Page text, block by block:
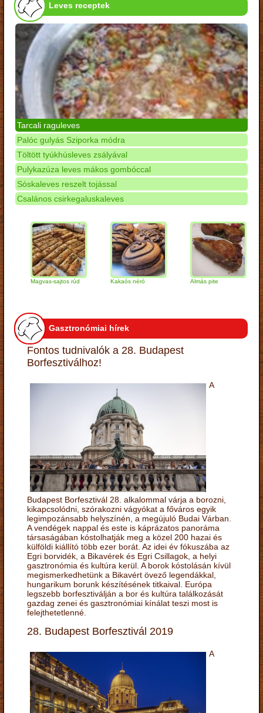
Leves receptek
Tarcali raguleves
Palóc gulyás Sziporka módra
Töltött tyúkhúsleves zsályával
Pulykazúza leves mákos gombóccal
Sóskaleves reszelt tojással
Csalános csirkegaluskaleves
Magvas-sajtos rúd Kakaós néró Almás pite
Gasztronómiai hírek
Fontos tudnivalók a 28. Budapest
Borfesztiválhoz!
A
Budapest Borfesztivál 28. alkalommal várja a borozni,
kikapcsolódni, szórakozni vágyókat a főváros egyik
legimpozánsabb helyszínén, a megújuló Budai Várban.
A vendégek nappal és este is káprázatos panoráma
társaságában kóstolhatják meg a közel 200 hazai és
külföldi kiállító több ezer borát. Az idei év fókuszába az
Egri borvidék, a Bikavérek és Egri Csillagok, a helyi
gasztronómia és kultúra kerül. A borok kóstolásán kívül
megismerkedhetünk a Bikavért övező legendákkal,
hungarikum borunk készítésének titkaival. Európa
legszebb borfesztiválján a bor és kultúra találkozását
gazdag zenei és gasztronómiai kínálat teszi most is
felejthetetlenné.
28. Budapest Borfesztivál 2019
A